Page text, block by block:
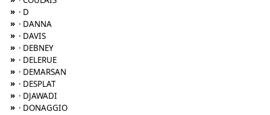
» · D
» · DANNA
» · DAVIS
» · DEBNEY
» · DELERUE
» · DEMARSAN
» · DESPLAT
» · DJAWADI
» · DONAGGIO